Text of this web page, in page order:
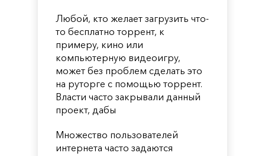
Любой, кто желает загрузить что-
то бесплатно торрент, к
примеру, кино или
компьютерную видеоигру,
может без проблем сделать это
на руторге с помощью торрент.
Власти часто закрывали данный
проект, дабы
Множество пользователей
интернета часто задаются